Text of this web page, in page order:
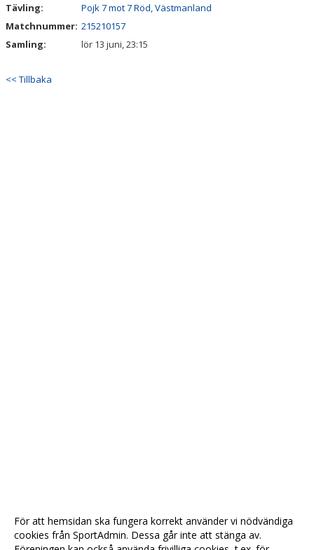
Tävling:
Pojk 7 mot 7 Röd, Västmanland
Matchnummer: 215210157
Samling:
lör 13 juni, 23:15
<< Tillbaka
För att hemsidan ska fungera korrekt använder vi nödvändiga
cookies från SportAdmin. Dessa går inte att stänga av.